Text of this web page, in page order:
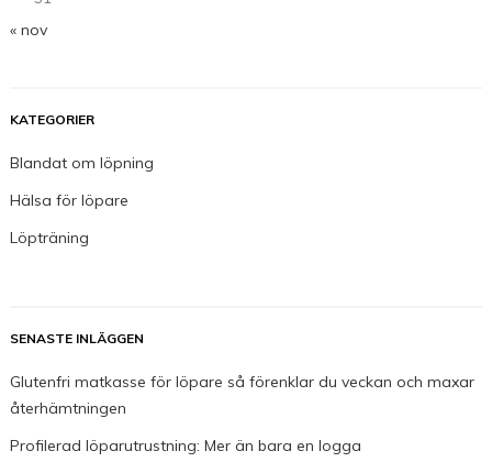
« nov
KATEGORIER
Blandat om löpning
Hälsa för löpare
Löpträning
SENASTE INLÄGGEN
Glutenfri matkasse för löpare så förenklar du veckan och maxar
återhämtningen
Profilerad löparutrustning: Mer än bara en logga